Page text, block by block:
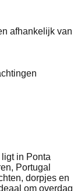
afhankelijk van
in Ponta
Portugal
dorpjes en
om overdag